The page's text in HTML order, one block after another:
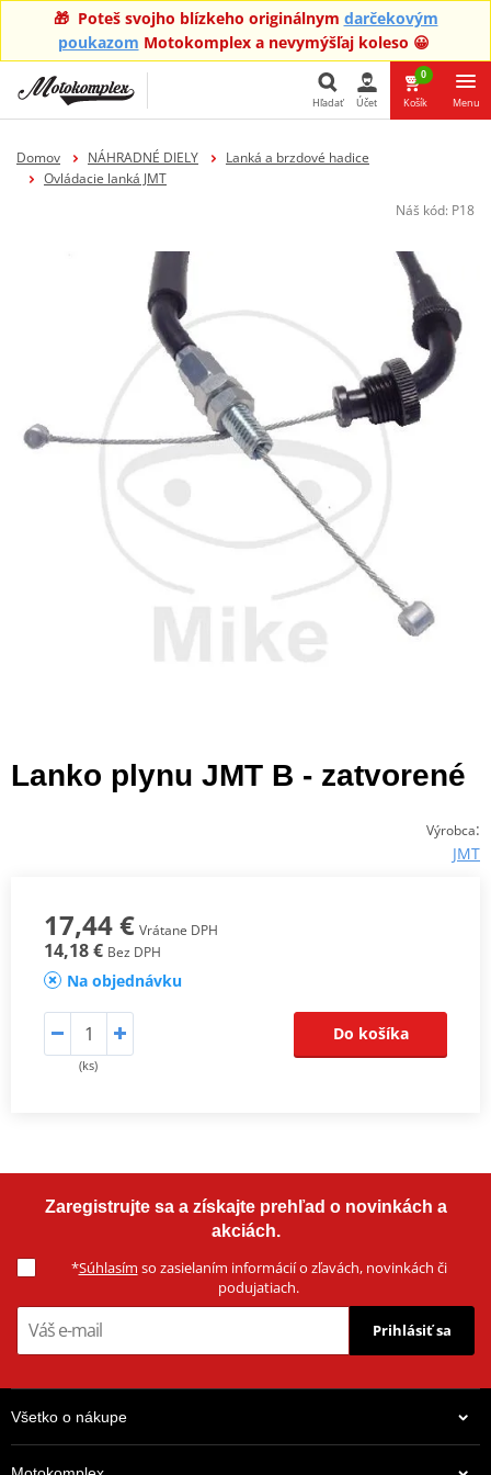
🎁 Poteš svojho blízkeho originálnym darčekovým
poukazom Motokomplex a nevymýšľaj koleso 😀
Hľadať Účet
0
Košík Menu
Domov NÁHRADNÉ DIELY
Lanká a brzdové hadice
Ovládacie lanká JMT
Náš kód: P18
Lanko plynu JMT B - zatvorené
Výrobca:
JMT
17,44 € Vrátane DPH
14,18 € Bez DPH
Na objednávku
(ks)
Do košíka
Zaregistrujte sa a získajte prehľad o novinkách a
akciách.
*Súhlasím so zasielaním informácií o zľavách, novinkách či
podujatiach.
Prihlásiť sa
Všetko o nákupe